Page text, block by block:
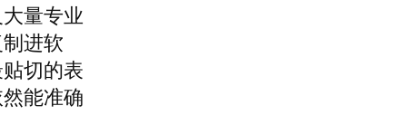
量专业
进软
切的表
能准确